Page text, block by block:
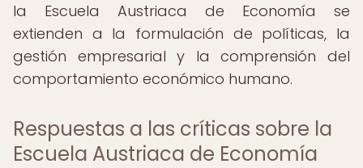
la Escuela Austriaca de Economía se
extienden a la formulación de políticas, la
gestión empresarial y la comprensión del
comportamiento económico humano.
Respuestas a las críticas sobre la
Escuela Austriaca de Economía